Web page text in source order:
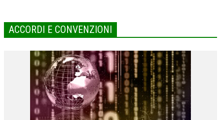
MARKETING
RISK MANAGEMENT
SVILUPPO SOSTENIBILE
PERSONA E CITTÀ
L’UMANISTA
ACCORDI E CONVENZIONI